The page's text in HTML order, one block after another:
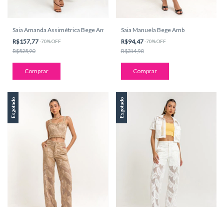
Saia Amanda Assimétrica Bege Amb
R$157,77-70%OFF
R$525,90
Comprar
Saia Manuela Bege Amb
R$94,47-70%OFF
R$314,90
Comprar
Esgotado Esgotado